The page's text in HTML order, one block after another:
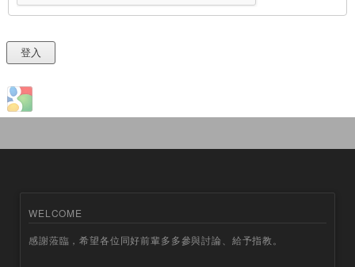
Login with Google
WELCOME
感謝蒞臨，希望各位同好前輩多多參與討論、給予指教。